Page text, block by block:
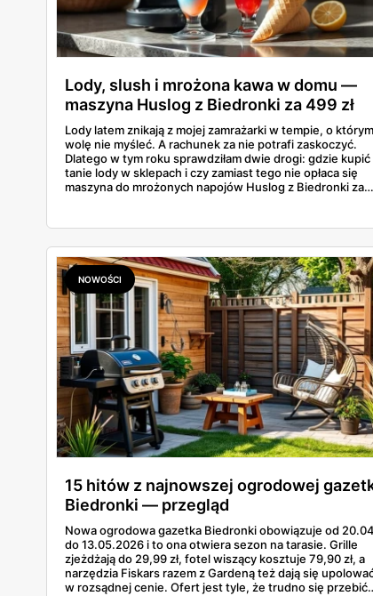
Lody, slush i mrożona kawa w domu —
maszyna Huslog z Biedronki za 499 zł
Lody latem znikają z mojej zamrażarki w tempie, o którym
wolę nie myśleć. A rachunek za nie potrafi zaskoczyć.
Dlatego w tym roku sprawdziłam dwie drogi: gdzie kupić
tanie lody w sklepach i czy zamiast tego nie opłaca się
maszyna do mrożonych napojów Huslog z Biedronki za
Postanowiłam policzyć, kiedy naprawdę się to zwraca.
NOWOŚCI
15 hitów z najnowszej ogrodowej
Biedronki — przegląd
Nowa ogrodowa gazetka Biedronki obowiązuje od 20.04
do 13.05.2026 i to ona otwiera sezon na tarasie. Grille
zjeżdżają do 29,99 zł, fotel wiszący kosztuje 79,90 zł, a
narzędzia Fiskars razem z Gardeną też dają się
w rozsądnej cenie. Ofert jest tyle, że trudno się przebić